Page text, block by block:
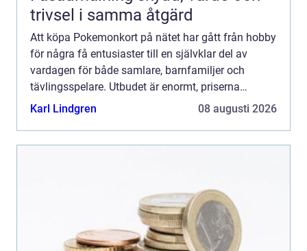
trivsel i samma åtgärd
Att köpa Pokemonkort på nätet har gått från hobby
för några få entusiaster till en självklar del av
vardagen för både samlare, barnfamiljer och
tävlingsspelare. Utbudet är enormt, priserna
varierar kraftigt och nya produkter släpps nästan
Karl Lindgren 08 augusti 2026